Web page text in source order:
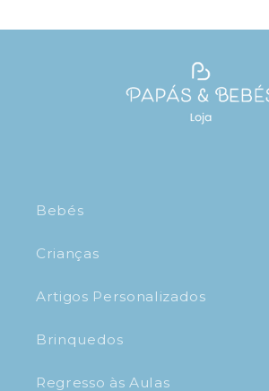
Bebés
Crianças
Artigos Personalizados
Brinquedos
Regresso às Aulas